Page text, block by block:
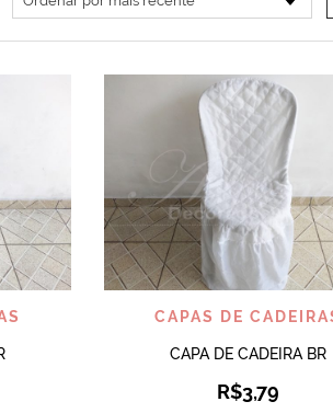
VISUALIZAR
CAPAS DE
CAPA DE CADEIRA BR
R$3,79